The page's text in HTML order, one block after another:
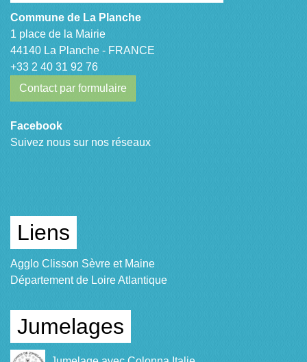
Commune de La Planche
1 place de la Mairie
44140 La Planche - FRANCE
+33 2 40 31 92 76
Contact par formulaire
Facebook
Suivez nous sur nos réseaux
Liens
Agglo Clisson Sèvre et Maine
Département de Loire Atlantique
Jumelages